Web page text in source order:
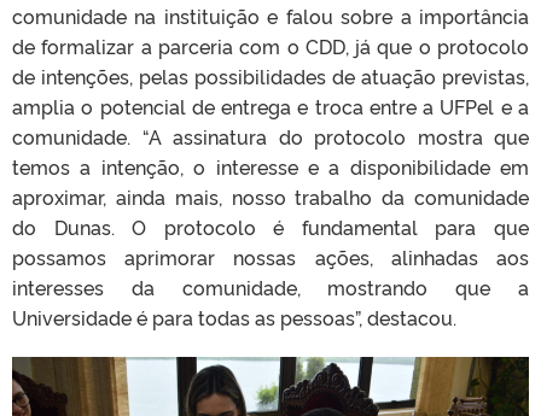
comunidade na instituição e falou sobre a importância
de formalizar a parceria com o CDD, já que o protocolo
de intenções, pelas possibilidades de atuação previstas,
amplia o potencial de entrega e troca entre a UFPel e a
comunidade. “A assinatura do protocolo mostra que
temos a intenção, o interesse e a disponibilidade em
aproximar, ainda mais, nosso trabalho da comunidade
do Dunas. O protocolo é fundamental para que
possamos aprimorar nossas ações, alinhadas aos
interesses da comunidade, mostrando que a
Universidade é para todas as pessoas”, destacou.